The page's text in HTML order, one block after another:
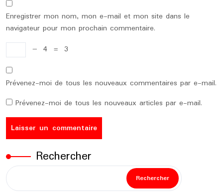
Enregistrer mon nom, mon e-mail et mon site dans le
navigateur pour mon prochain commentaire.
− 4 = 3
Prévenez-moi de tous les nouveaux commentaires par e-mail.
Prévenez-moi de tous les nouveaux articles par e-mail.
Rechercher
Rechercher